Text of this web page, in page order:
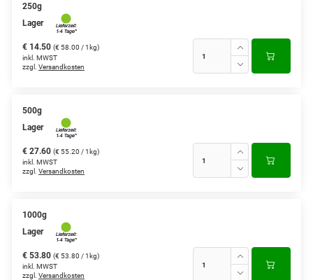
Yogi - und Beuteltee
Aromatisierter Grüntee
Aromatisierter Schwarztee
250g
Lager
€ 14.50 (€ 58.00 / 1kg)
inkl. MWST
zzgl. Versandkosten
500g
Lager
€ 27.60 (€ 55.20 / 1kg)
inkl. MWST
zzgl. Versandkosten
1000g
Lager
€ 53.80 (€ 53.80 / 1kg)
inkl. MWST
zzgl. Versandkosten